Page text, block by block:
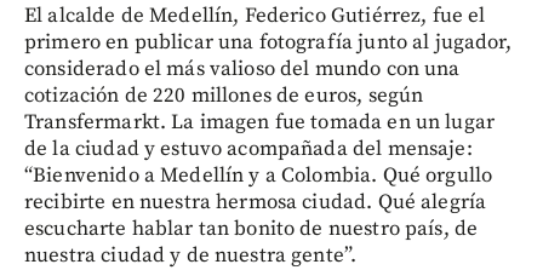
El alcalde de Medellín, Federico Gutiérrez, fue el
primero en publicar una fotografía junto al jugador,
considerado el más valioso del mundo con una
cotización de 220 millones de euros, según
Transfermarkt. La imagen fue tomada en un lugar
de la ciudad y estuvo acompañada del mensaje:
“Bienvenido a Medellín y a Colombia. Qué orgullo
recibirte en nuestra hermosa ciudad. Qué alegría
escucharte hablar tan bonito de nuestro país, de
nuestra ciudad y de nuestra gente”.